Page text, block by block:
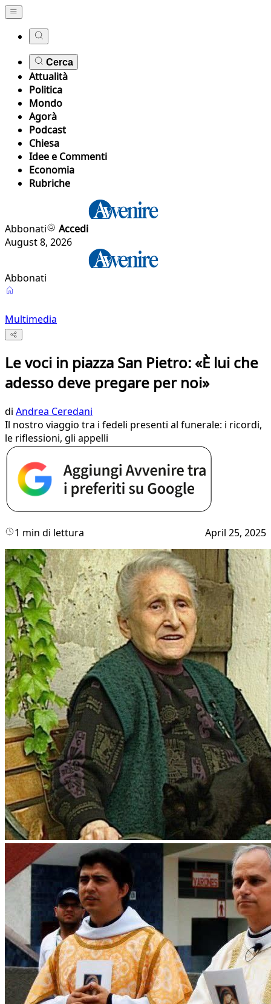
Cerca
Attualità
Politica
Mondo
Agorà
Podcast
Chiesa
Idee e Commenti
Economia
Rubriche
Abbonati
Accedi
August 8, 2026
Abbonati
Multimedia
Le voci in piazza San Pietro: «È lui che
adesso deve pregare per noi»
di Andrea Ceredani
Il nostro viaggio tra i fedeli presenti al funerale: i ricordi,
le riflessioni, gli appelli
1 min di lettura April 25, 2025